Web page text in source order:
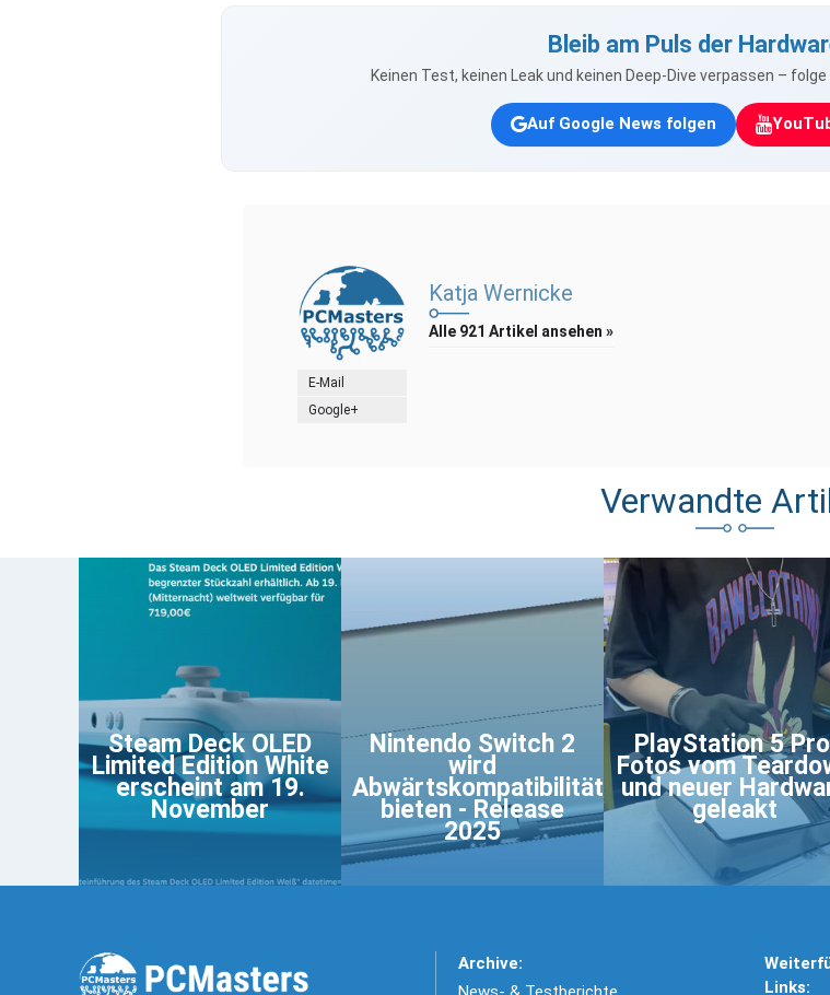
Bleib am Puls der
Keinen Test, keinen Leak und keinen Deep-Dive verpassen –
Auf Google News folgen
E-Mail
Google+
Katja Wernicke
Alle 921 Artikel ansehen »
Verwandte
Steam Deck OLED
Limited Edition White
erscheint am 19.
November
Nintendo Switch 2
wird
Abwärtskompatibilität
bieten - Release
2025
PlayStation 5
Fotos vom
und neuer
geleakt
Archive:
Links: